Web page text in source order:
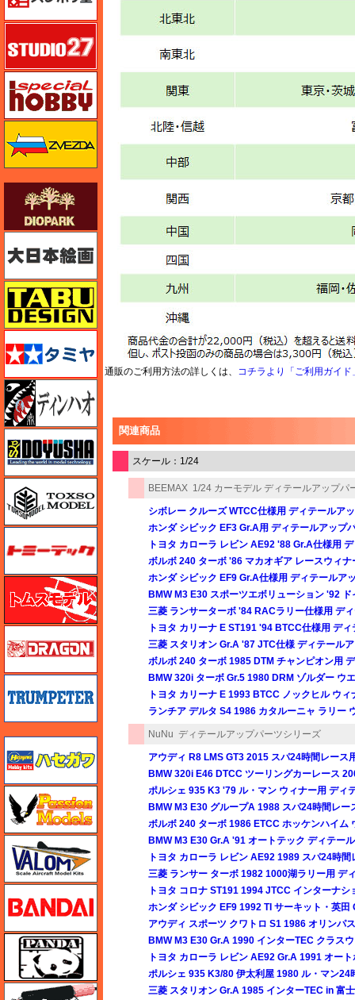
通販のご利用方法の詳しくは、 コチラより「ご利用ガイド
関連商品
スケール：1/24
BEEMAX 1/24 カーモデル ディテールアップパ
シボレー クルーズ WTCC仕様用 ディテールア
ホンダ シビック EF3 Gr.A用 ディテールアップ
トヨタ カローラ レビン AE92 '88 Gr.A仕様用
ボルボ 240 ターボ '86 マカオギア レースウィ
ホンダ シビック EF9 Gr.A仕様用 ディテールア
BMW M3 E30 スポーツエボリューション '92
三菱 ランサーターボ '84 RACラリー仕様用 デ
トヨタ カリーナ E ST191 '94 BTCC仕様用 デ
三菱 スタリオン Gr.A '87 JTC仕様 ディテール
ボルボ 240 ターボ 1985 DTM チャンピオン用
BMW 320i ターボ Gr.5 1980 DRM ゾルダー ウ
トヨタ カリーナ E 1993 BTCC ノックヒル ウ
ランチア デルタ S4 1986 カタルーニャ ラリー
NuNu ディテールアップパーツシリーズ
アウディ R8 LMS GT3 2015 スパ24時間レース
BMW 320i E46 DTCC ツーリングカーレース
ポルシェ 935 K3 '79 ル・マン ウィナー用 ディ
BMW M3 E30 グループA 1988 スパ24時間レー
ボルボ 240 ターボ 1986 ETCC ホッケンハイム
BMW M3 E30 Gr.A '91 オートテック ディテー
トヨタ カローラ レビン AE92 1989 スパ24時
三菱 ランサー ターボ 1982 1000湖ラリー用 デ
トヨタ コロナ ST191 1994 JTCC インターナ
ホンダ シビック EF9 1992 TI サーキット・英
アウディ スポーツ クワトロ S1 1986 オリンパ
BMW M3 E30 Gr.A 1990 インターTEC クラス
トヨタ カローラ レビン AE92 Gr.A 1991 オー
ポルシェ 935 K3/80 伊太利屋 1980 ル・マン24
三菱 スタリオン Gr.A 1985 インターTEC in 富
スタジオ27・タブデザイン
ズベズダ（Zvezda）
タブデザイン・スタジオ27
童友社
トキソモデル（toxso_model）
トミーテック
トムスモデル
トランペッター
ハセガワ
バロムモデル
パンダホビー
ヒートペン（十和田技研・ブレインファクトリー）